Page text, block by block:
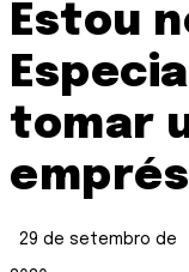
Estou
tomar
29 de setembro de